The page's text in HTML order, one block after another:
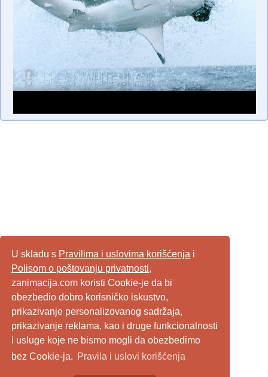
U skladu s Pravilima i uslovima korišćenja i
Polisom o poštovanju privatnosti,
zanimacija.com koristi Cookie-je da bi
obezbedio dobro korisničko iskustvo,
prikazivanje personalizovanog sadržaja,
prikazivanje reklama, kao i druge funkcionalnosti
i usluge koje ne bismo mogli da obezbedimo
bez Cookie-ja. Pravila i uslovi korišćenja